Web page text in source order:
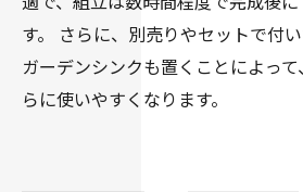
す。 さらに、別売りやセットで付
ガーデンシンクも置くことによっ
らに使いやすくなります。